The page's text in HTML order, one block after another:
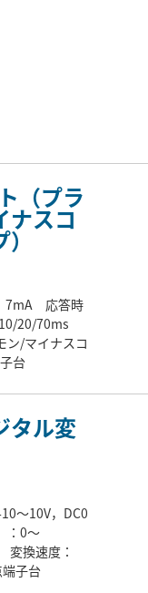
（プラ
ナスコ
7mA 応答時
20/70ms
/マイナスコ
台
タル変
～10V，DC0
：0～
換速度：
子台